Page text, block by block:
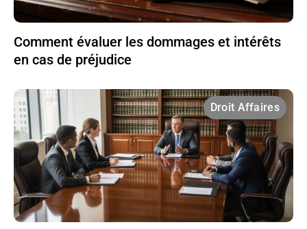
Comment évaluer les dommages et intérêts
en cas de préjudice
Droit Affaires